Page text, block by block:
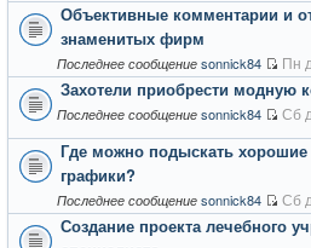
Объективные комментарии и
знаменитых фирм
Последнее сообщение sonnick84 Пн
Захотели приобрести модную
Последнее сообщение sonnick84 Сб
Где можно подыскать хорошие
графики?
Последнее сообщение sonnick84 Сб
Создание проекта лечебного